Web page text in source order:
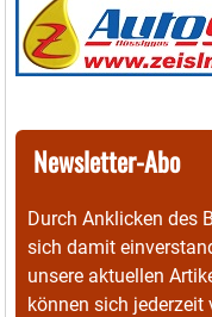
Newsletter-Abo
Durch Anklicken des
sich damit
unsere aktuellen
können sich jederzeit